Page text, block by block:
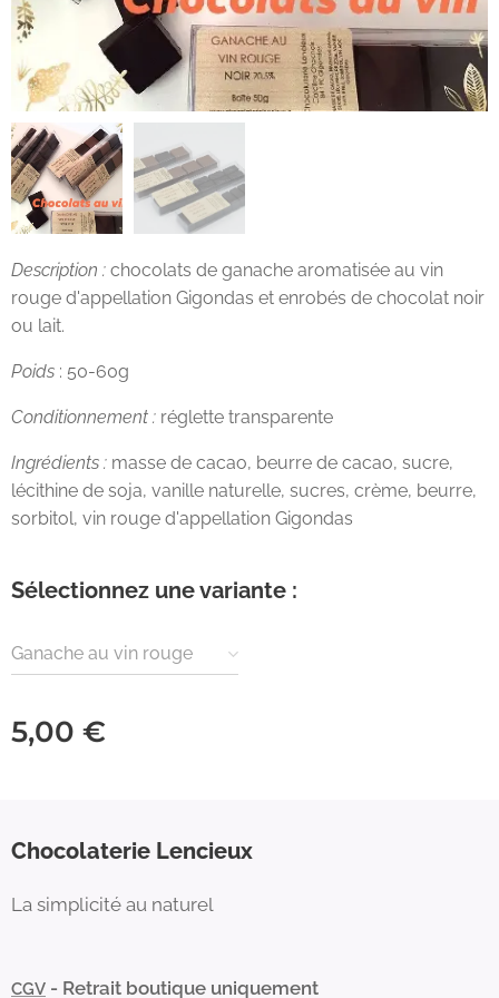
Description : chocolats de ganache aromatisée au vin
rouge d'appellation Gigondas et enrobés de chocolat noir
ou lait.
Poids : 50-60g
Conditionnement : réglette transparente
Ingrédients : masse de cacao, beurre de cacao, sucre,
lécithine de soja, vanille naturelle, sucres, crème, beurre,
sorbitol, vin rouge d'appellation Gigondas
Sélectionnez une variante :
Ganache au vin rouge
5,00 €
Chocolaterie Lencieux
La simplicité au naturel
CGV - Retrait boutique uniquement